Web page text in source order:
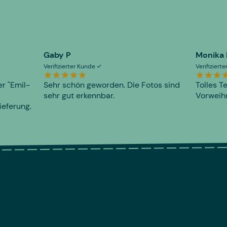
"Emil-
Gaby P
Verifizierter Kunde
Sehr schön geworden. Die Fotos sind
sehr gut erkennbar.
Monika
Tolles